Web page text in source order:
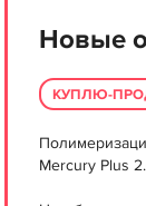
Новые
КУПЛЮ-
Mercury Plus